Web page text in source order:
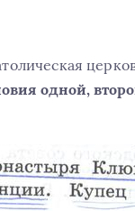
одной,